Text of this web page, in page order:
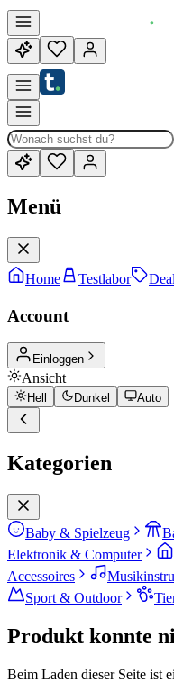
Menü
Home Testlabor
Account
Einloggen
Ansicht
Hell Dunkel Auto
Kategorien
Baby & Spielzeug
Elektronik & Computer
Accessoires
Sport & Outdoor
Produkt konnte
Beim Laden dieser Seite ist